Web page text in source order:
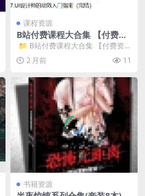
课程资源
B站付费课程大合集 【付费资
料】3.1T版本
​ 📁 B站付费课程大合集 【付费资
料】3.1T版本 📁 37. ...
2 月前 11
书籍资源